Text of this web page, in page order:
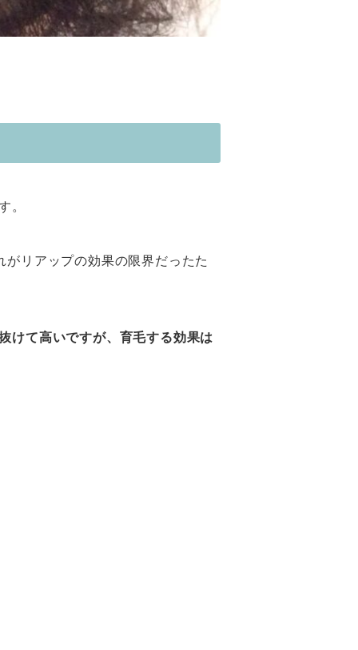
。
リアップの効果の限界だったた
けて高いですが、育毛する効果は